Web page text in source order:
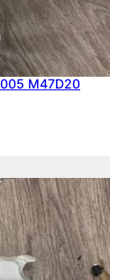
M47D20